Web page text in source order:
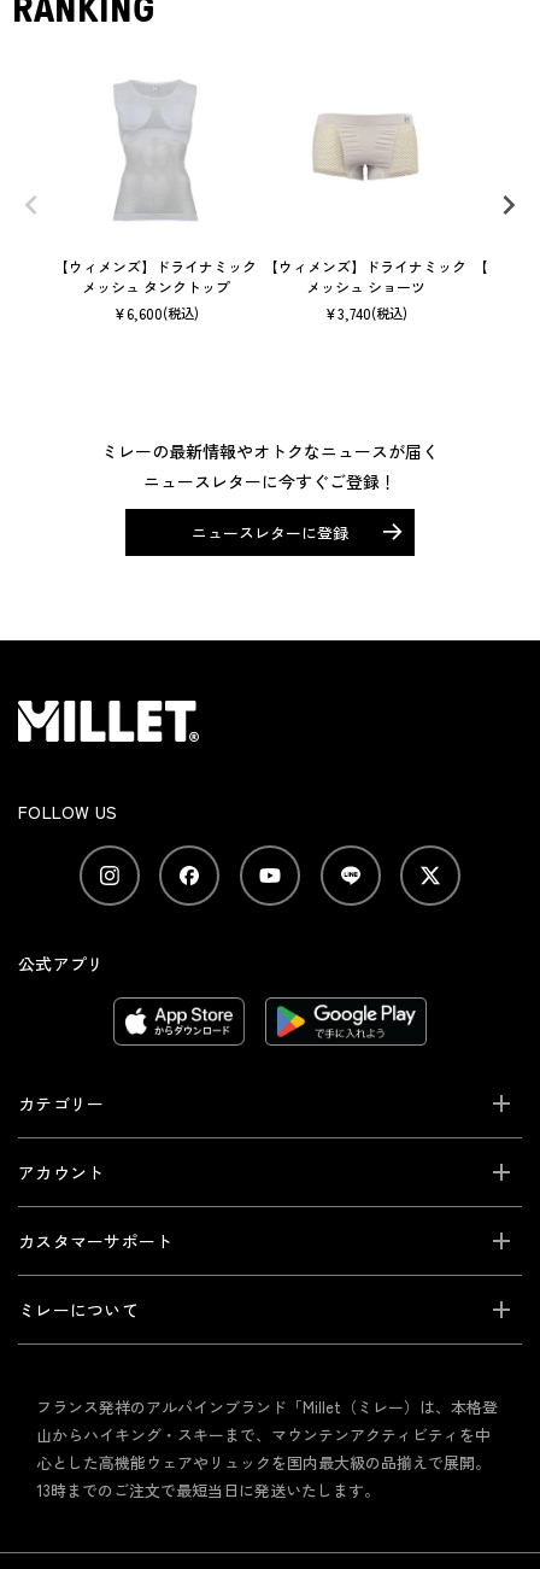
【ウィメンズ】ドライナミック
メッシュ タンクトップ
¥6,600(税込)
【ウィメンズ】ドライナミック
メッシュ ショーツ
¥3,740(税込)
【ユニ
ミレーの最新情報やオトクなニュースが届く
ニュースレターに今すぐご登録！
ニュースレターに登録
FOLLOW US
公式アプリ
カテゴリー
アカウント
カスタマーサポート
ミレーについて
フランス発祥のアルパインブランド「Millet（ミレー）は、本格登
山からハイキング・スキーまで、マウンテンアクティビティを中
心とした高機能ウェアやリュックを国内最大級の品揃えで展開。
13時までのご注文で最短当日に発送いたします。